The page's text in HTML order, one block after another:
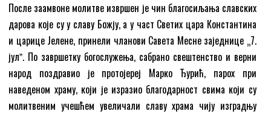
После заамвоне молитве извршен је чин благосиљања славских
дарова које су у славу Божју, а у част Светих цара Константина
и царице Јелене, принели чланови Савета Месне заједнице „7.
јулˮ. По завршетку богослужења, сабрано свештенство и верни
народ поздравио је протојереј Марко Ђурић, парох при
наведеном храму, који је изразио благодарност свима који су
молитвеним учешћем увеличали славу храма чију изградњу